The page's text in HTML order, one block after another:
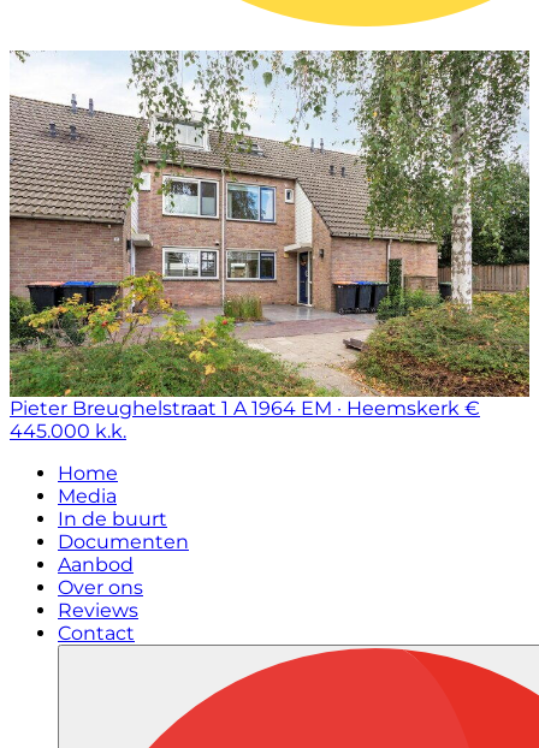
Pieter Breughelstraat 1 A 1964 EM · Heemskerk €
445.000 k.k.
Home
Media
In de buurt
Documenten
Aanbod
Over ons
Reviews
Contact